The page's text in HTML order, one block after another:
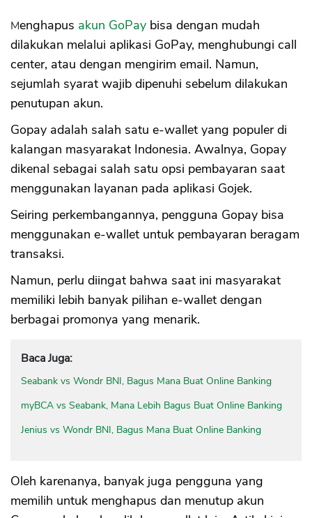
Menghapus akun GoPay bisa dengan mudah
dilakukan melalui aplikasi GoPay, menghubungi call
center, atau dengan mengirim email. Namun,
sejumlah syarat wajib dipenuhi sebelum dilakukan
penutupan akun.
Gopay adalah salah satu e-wallet yang populer di
kalangan masyarakat Indonesia. Awalnya, Gopay
dikenal sebagai salah satu opsi pembayaran saat
menggunakan layanan pada aplikasi Gojek.
Seiring perkembangannya, pengguna Gopay bisa
menggunakan e-wallet untuk pembayaran beragam
transaksi.
Namun, perlu diingat bahwa saat ini masyarakat
memiliki lebih banyak pilihan e-wallet dengan
berbagai promonya yang menarik.
Baca Juga:
Seabank vs Wondr BNI, Bagus Mana Buat Online Banking
myBCA vs Seabank, Mana Lebih Bagus Buat Online Banking
Jenius vs Wondr BNI, Bagus Mana Buat Online Banking
Oleh karenanya, banyak juga pengguna yang
memilih untuk menghapus dan menutup akun